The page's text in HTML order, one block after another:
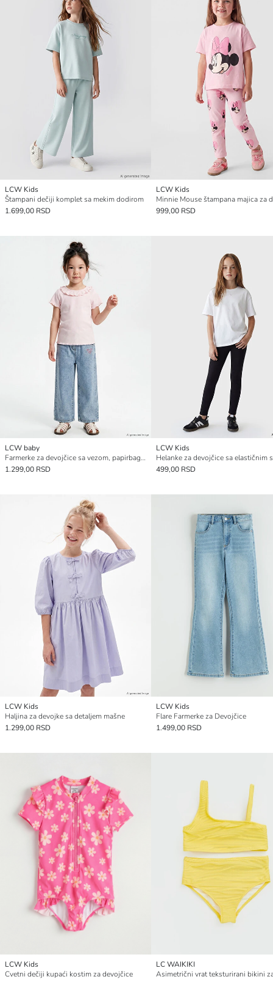
LCW Kids
Štampani dečiji komplet sa mekim dodirom
1.699,00 RSD
LCW Kids
999,00 RSD
LCW baby
Farmerke za devojčice sa vezom, papirbag kroja
1.299,00 RSD
LCW Kids
Helanke za devojčice sa elastičnim
499,00 RSD
LCW Kids
Haljina za devojke sa detaljem mašne
1.299,00 RSD
LCW Kids
Flare Farmerke za Devojčice
1.499,00 RSD
LCW Kids
Cvetni dečiji kupaći kostim za devojčice
LC WAIKIKI